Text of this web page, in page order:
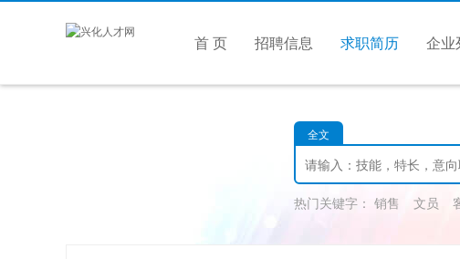
首 页 招聘信息 求职简历 企业
全文
热门关键字： 销售 文员